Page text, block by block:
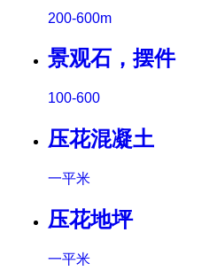
200-600m
景观石，摆件
100-600
压花混凝土
一平米
压花地坪
一平米